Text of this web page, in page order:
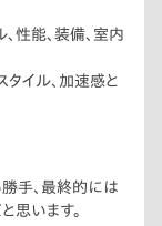
性能、装備、室内
イル、加速感と
手、最終的には
思います。